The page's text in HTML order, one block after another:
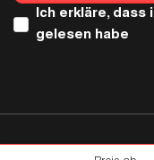
Ich erkläre, dass
gelesen habe